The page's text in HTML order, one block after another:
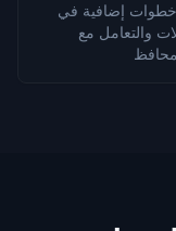
إضافية في
والتعامل مع